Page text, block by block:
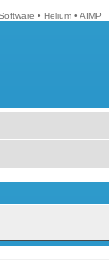
• Helium • AIMP